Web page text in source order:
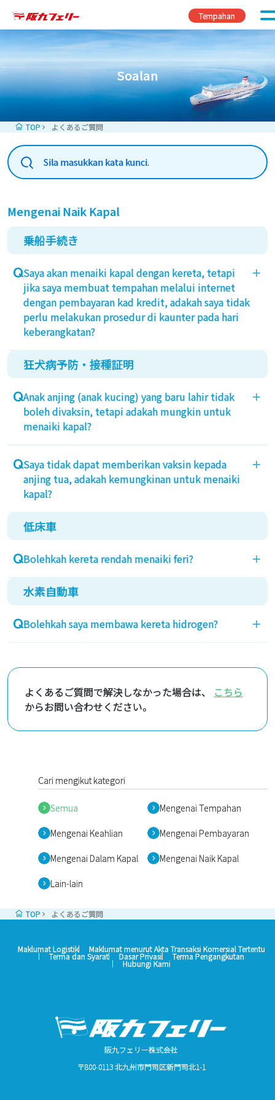
Tempahan
Soalan
TOP よくあるご質問
Mengenai Naik Kapal
乗船手続き
Saya akan menaiki kapal dengan kereta, tetapi
jika saya membuat tempahan melalui internet
dengan pembayaran kad kredit, adakah saya tidak
perlu melakukan prosedur di kaunter pada hari
keberangkatan?
＋
Untuk mengeluarkan tiket kapal, anda perlu
melakukan prosedur di kaunter pada hari
keberangkatan.
Pelanggan yang mendapatkan tiket tanpa kertas
melalui kod QR dari halaman ahli f-net tidak perlu
Sila sediakan kod QR yang diperoleh pada hari
tersebut.
狂犬病予防・接種証明
Anak anjing (anak kucing) yang baru lahir tidak
boleh divaksin, tetapi adakah mungkin untuk
menaiki kapal?
＋
Kami mohon maaf, vaksinasi adalah syarat untuk
menaiki kapal.
Saya tidak dapat memberikan vaksin kepada
anjing tua, adakah kemungkinan untuk menaiki
kapal?
＋
Kami mohon maaf, vaksinasi adalah syarat untuk
menaiki kapal.
低床車
Bolehkah kereta rendah menaiki feri? ＋
Kereta yang sangat rendah mungkin tidak dapat
menaiki feri.
Sila semak maklumat untuk pelanggan yang
menaiki kereta persendirian.
水素自動車
Bolehkah saya membawa kereta hidrogen? ＋
Walau bagaimanapun, kami tidak membenarkan
nombor sementara atau kemasukan tanpa
dibenarkan, dan kemasukan tanpa tiket tidak boleh
dilakukan.
kurangnya 90 minit sebelum berlepas.
Untuk maklumat lanjut, sila rujuk kepada
よくあるご質問で解決しなかった場合は、 こちら
からお問い合わせください。
Cari mengikut kategori
Semua Mengenai Tempahan
Mengenai Keahlian Mengenai Pembayaran
Mengenai Dalam Kapal Mengenai Naik Kapal
Lain-lain
TOP よくあるご質問
Tempahan
Pembayaran
Maklumat Logistik Maklumat menurut Akta Transaksi Komersial Tertentu
Terma dan Syarat Dasar Privasi Terma Pengangkutan
Hubungi Kami
阪九フェリー株式会社
〒800-0113 北九州市門司区新門司北1-1